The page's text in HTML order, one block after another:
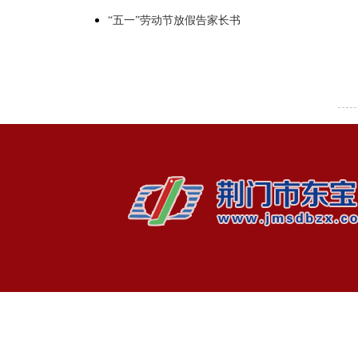
“五一”劳动节放假告家长书